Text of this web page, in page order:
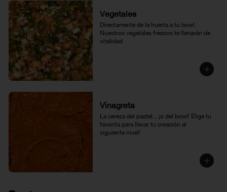
Vegetales
Directamente de la huerta a tu bowl.
Nuestros vegetales frescos te llenarán de
vitalidad
Vinagreta
La cereza del pastel... ¡o del bowl! Elige tu
favorita para llevar tu creación al
siguiente nivel!